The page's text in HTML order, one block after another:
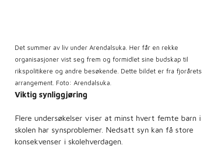
Det summer av liv under Arendalsuka. Her får en rekke
organisasjoner vist seg frem og formidlet sine budskap til
rikspolitikere og andre besøkende. Dette bildet er fra fjorårets
arrangement. Foto: Arendalsuka.
Viktig synliggjøring
Flere undersøkelser viser at minst hvert femte barn i
skolen har synsproblemer. Nedsatt syn kan få store
konsekvenser i skolehverdagen.